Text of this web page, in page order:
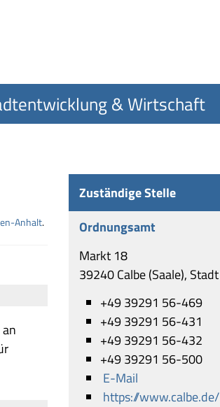
& Wirtschaft
Anhalt.
Zuständige Stelle
Ordnungsamt
Markt 18
39240 Calbe (Saale), Stadt
+49 39291 56-469
+49 39291 56-431
+49 39291 56-432
+49 39291 56-500
E-Mail
https://www.calbe.de/